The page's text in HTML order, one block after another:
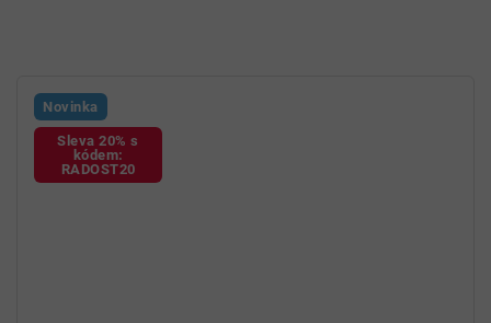
Novinka
Sleva 20% s
kódem:
RADOST20